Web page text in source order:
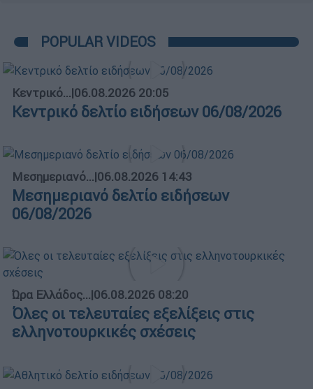
POPULAR VIDEOS
Κεντρικό...|06.08.2026 20:05
Κεντρικό δελτίο ειδήσεων 06/08/2026
Μεσημεριανό...|06.08.2026 14:43
Μεσημεριανό δελτίο ειδήσεων
06/08/2026
Ώρα Ελλάδος...|06.08.2026 08:20
Όλες οι τελευταίες εξελίξεις στις
ελληνοτουρκικές σχέσεις